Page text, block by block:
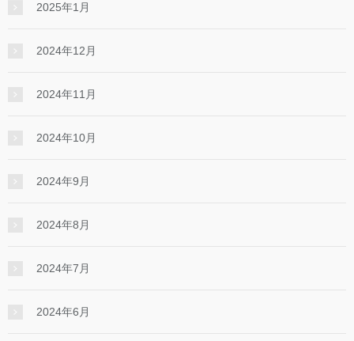
2025年1月
2024年12月
2024年11月
2024年10月
2024年9月
2024年8月
2024年7月
2024年6月